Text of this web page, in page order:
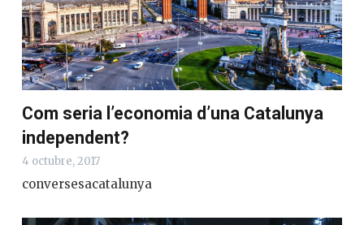
Com seria l’economia d’una Catalunya
independent?
4 octubre, 2017
conversesacatalunya